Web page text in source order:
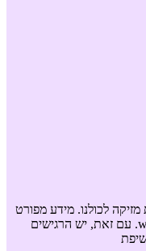
לכולנו. מידע מפורט
בנושא זה מופיע באתר www.norad4u.co.il. עם זאת, יש הרגישים